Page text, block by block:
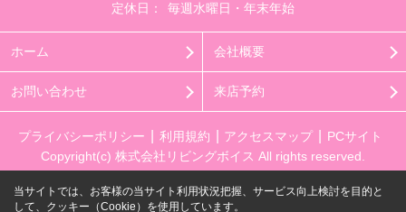
定休日：
毎週水曜日・年末年始
ホーム 会社概要
お問い合わせ 来店予約
プライバシーポリシー 利用規約 アクセスマップ
PCサイト
Copyright(c) 株式会社リビングボイス All rights reserved.
当サイトでは、お客様の当サイト利用状況把握、サービス向上検討を目的と
して、クッキー（Cookie）を使用しています。